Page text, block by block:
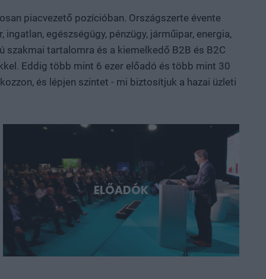
az új anyagokról, valamint az űripari, védelmi
mutatjuk meg, hol körvonalazódnak a következő
és a régió. Deep Tech 2026.
a következő évtizedek legfontosabb technológiai
piacvezető pozícióban. Országszerte évente
egészségügy, pénzügy, járműipar, energia,
szakmai tartalomra és a kiemelkedő B2B és B2C
Eddig több mint 6 ezer előadó és több mint 30
és lépjen szintet - mi biztosítjuk a hazai üzleti
ELŐADÓK